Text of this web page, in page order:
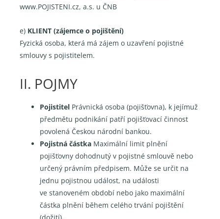
www.POJISTENI.cz, a.s. u ČNB
e) KLIENT (zájemce o pojištění)
Fyzická osoba, která má zájem o uzavření pojistné
smlouvy s pojistitelem.
II. POJMY
Pojistitel Právnická osoba (pojišťovna), k jejímuž
předmětu podnikání patří pojišťovací činnost
povolená Českou národní bankou.
Pojistná částka Maximální limit plnění
pojišťovny dohodnutý v pojistné smlouvě nebo
určený právním předpisem. Může se určit na
jednu pojistnou událost, na události
ve stanoveném období nebo jako maximální
částka plnění během celého trvání pojištění